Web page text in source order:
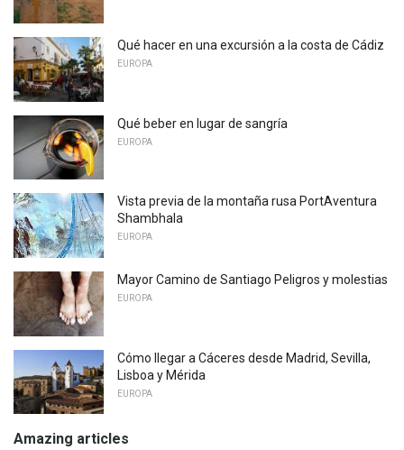
Qué hacer en una excursión a la costa de Cádiz
EUROPA
Qué beber en lugar de sangría
EUROPA
Vista previa de la montaña rusa PortAventura
Shambhala
EUROPA
Mayor Camino de Santiago Peligros y molestias
EUROPA
Cómo llegar a Cáceres desde Madrid, Sevilla,
Lisboa y Mérida
EUROPA
Amazing articles